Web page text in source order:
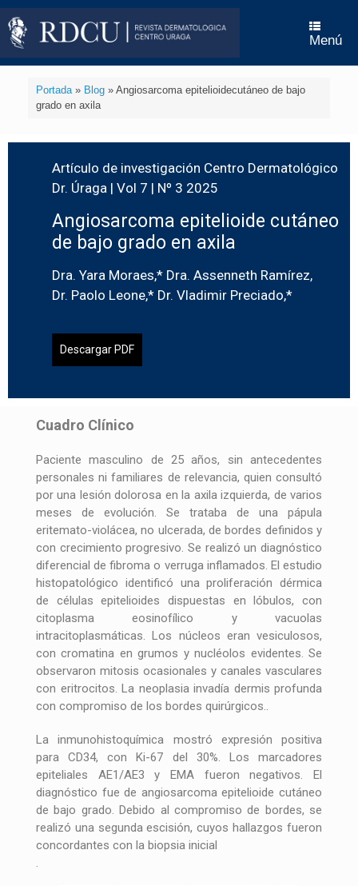
Menú
Portada» Blog» Angiosarcoma epitelioidecutáneo de bajo
grado en axila
Artículo de investigación Centro Dermatológico
Dr. Úraga | Vol 7 | Nº 3 2025
Angiosarcoma epitelioide cutáneo
de bajo grado en axila
Dra. Yara Moraes,* Dra. Assenneth Ramírez,
Dr. Paolo Leone,* Dr. Vladimir Preciado,*
Descargar PDF
Cuadro Clínico
Paciente masculino de 25 años, sin antecedentes
personales ni familiares de relevancia, quien consultó
por una lesión dolorosa en la axila izquierda, de varios
meses de evolución. Se trataba de una pápula
eritemato-violácea, no ulcerada, de bordes definidos y
con crecimiento progresivo. Se realizó un diagnóstico
diferencial de fibroma o verruga inflamados. El estudio
histopatológico identificó una proliferación dérmica
de células epitelioides dispuestas en lóbulos, con
citoplasma eosinofílico y vacuolas
intracitoplasmáticas. Los núcleos eran vesiculosos,
con cromatina en grumos y nucléolos evidentes. Se
observaron mitosis ocasionales y canales vasculares
con eritrocitos. La neoplasia invadía dermis profunda
con compromiso de los bordes quirúrgicos..
La inmunohistoquímica mostró expresión positiva
para CD34, con Ki-67 del 30%. Los marcadores
epiteliales AE1/AE3 y EMA fueron negativos. El
diagnóstico fue de angiosarcoma epitelioide cutáneo
de bajo grado. Debido al compromiso de bordes, se
realizó una segunda escisión, cuyos hallazgos fueron
concordantes con la biopsia inicial
.